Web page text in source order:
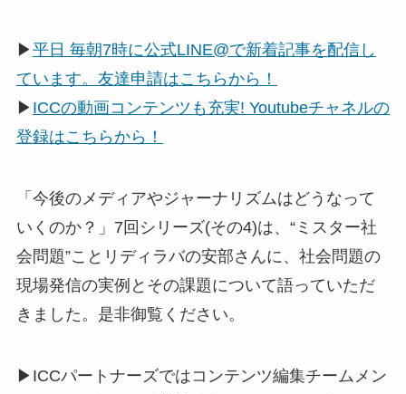
▶平日 毎朝7時に公式LINE@で新着記事を配信し
ています。友達申請はこちらから！
▶ ICCの動画コンテンツも充実! Youtubeチャネルの
登録はこちらから！
「今後のメディアやジャーナリズムはどうなって
いくのか？」7回シリーズ(その4)は、“ミスター社
会問題”ことリディラバの安部さんに、社会問題の
現場発信の実例とその課題について語っていただ
きました。是非御覧ください。
▶ICCパートナーズではコンテンツ編集チームメン